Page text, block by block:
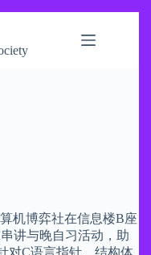
算机博弈社在信息楼B座
讲与晚自习活动，助
对C语言指针、结构体